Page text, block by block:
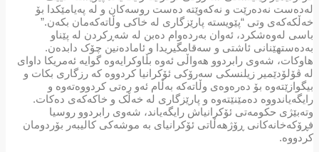
لەدەست نەدەرێت و نەکەوێتە دەست روسەکان و لە پەیامێکدا بۆ
خەڵکەکەی وتی “پێویستە پارێزگاری لە خاکی وڵاتەکەمان بکەن.”
باسی لەوەشکرد، ئەوان بەردەوام دەبن لە شەڕکردن لە پێناو
بەدەستهێنانی ئاشتی و سەقامگیریدا و ئامادەنین چۆک دابدەن.
هاوکات، شەوی رابردوو هەواڵی ئەوە بڵاوکرایەوە گوایە ئەمریکا داوای
لە ڤۆلۆدێمیر زیلنسکی سەرۆکی ئۆکرانیا کردووە کە رزگاری بکات و
بیگوازێتەوە بۆ دەرەوەی وڵاتەکە بەڵام ئەو رەتی کردووەتەوە و
رایگەیاندووە دەمێنێتەوە و پارێزگاری لە خەڵک و خاکەکەی دەکات.
وتەبێژی حکومەتی ئۆکرانیاش رایگەیاند، شەوی رابردوو روسیا
فڕۆکەخانەکانی ڕۆژهەڵاتی ئۆکرانیای بە موشەکی کالیبەر بۆردومان
کردووە.